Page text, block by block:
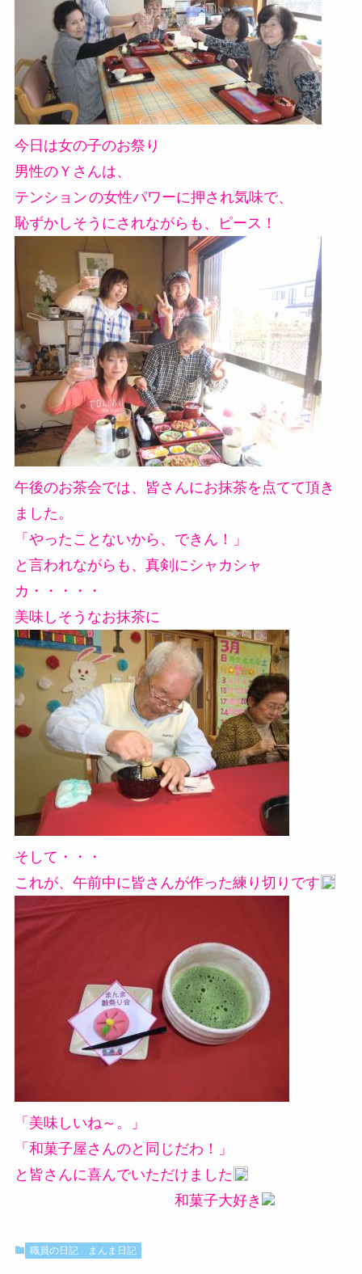
今日は女の子のお祭り
男性のＹさんは、
テンションの女性パワーに押され気味で、
恥ずかしそうにされながらも、ピース！
午後のお茶会では、皆さんにお抹茶を点てて頂き
ました。
「やったことないから、できん！」
と言われながらも、真剣にシャカシャ
カ・・・・・
美味しそうなお抹茶に
そして・・・
これが、午前中に皆さんが作った練り切りです
「美味しいね～。」
「和菓子屋さんのと同じだわ！」
と皆さんに喜んでいただけました
和菓子大好き
職員の日記 まんま日記